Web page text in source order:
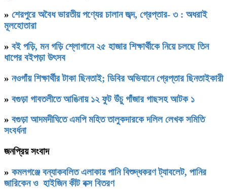
» শেরপুরে অবৈধ ভারতীয় পণ্যের চালান জব্দ, গ্রেপ্তার- ৩ : অধরাই
মূলহোতারা
» বই পড়ি, মন গড়ি শ্লোগানে ২৫ হাজার শিক্ষার্থীকে নিয়ে চলছে তিন
ধাপের বইপড়া উৎসব
» নওগাঁয় শিক্ষার্থীর টাকা ছিনতাই; ডিবির অভিযানে গ্রেপ্তার ছিনতাইকারী
» বগুড়া গাবতলীতে আঙিনায় ১২ ফুট উঁচু গাঁজার গাছসহ আটক ১
» বগুড়া আদমদীঘিতে এমপি মহিত তালুকদারকে দলিল লেখক সমিতি
সংবর্ধনা
জনপ্রিয় সংবাদ
» কমলগঞ্জে বন্যাকবলিত এলাকায় পানি বিশুদ্ধকরণ ট্যাবলেট, পানির
জারিকেন ও হাইজিন কীট বক্স বিতরণ